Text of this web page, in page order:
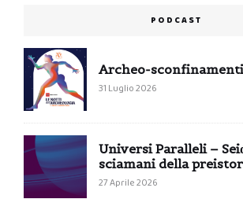
PODCAST
Archeo-sconfinamenti
31 Luglio 2026
Universi Paralleli –
sciamani della
27 Aprile 2026